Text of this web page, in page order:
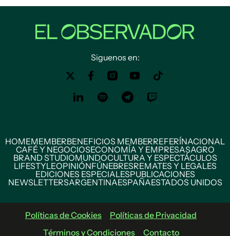
Siguenos en:
HOMEMEMBERBENEFICIOS MEMBERREFERÍNACIONAL
CAFÉ Y NEGOCIOSECONOMÍA Y EMPRESASAGRO
BRAND STUDIOMUNDOCULTURA Y ESPECTÁCULOS
LIFESTYLEOPINIÓNFÚNEBRESREMATES Y LEGALES
EDICIONES ESPECIALESPUBLICACIONES
NEWSLETTERSARGENTINAESPAÑAESTADOS UNIDOS
Políticas de Cookies
Políticas de Privacidad
Términos y Condiciones
Contacto